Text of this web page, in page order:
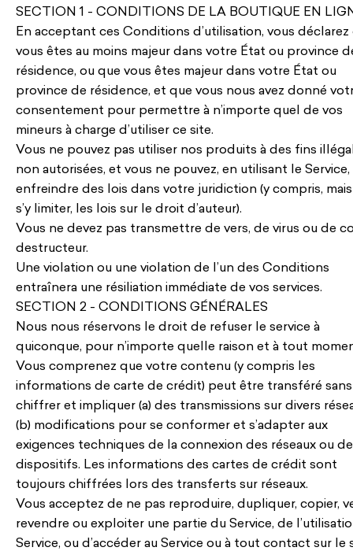
SECTION 1 - CONDITIONS DE LA BOUTIQUE EN
En acceptant ces Conditions d’utilisation, vous déclarez
vous êtes au moins majeur dans votre État ou province
résidence, ou que vous êtes majeur dans votre État ou
province de résidence, et que vous nous avez donné
consentement pour permettre à n’importe quel de vos
mineurs à charge d’utiliser ce site.
Vous ne pouvez pas utiliser nos produits à des fins
non autorisées, et vous ne pouvez, en utilisant le Service,
enfreindre des lois dans votre juridiction (y compris, mais
s’y limiter, les lois sur le droit d’auteur).
Vous ne devez pas transmettre de vers, de virus ou de
destructeur.
Une violation ou une violation de l’un des Conditions
entraînera une résiliation immédiate de vos services.
SECTION 2 - CONDITIONS GÉNÉRALES
Nous nous réservons le droit de refuser le service à
quiconque, pour n’importe quelle raison et à tout
Vous comprenez que votre contenu (y compris les
informations de carte de crédit) peut être transféré sans
chiffrer et impliquer (a) des transmissions sur divers
(b) modifications pour se conformer et s’adapter aux
exigences techniques de la connexion des réseaux ou
dispositifs. Les informations des cartes de crédit sont
toujours chiffrées lors des transferts sur réseaux.
Vous acceptez de ne pas reproduire, dupliquer, copier,
revendre ou exploiter une partie du Service, de
Service, ou d’accéder au Service ou à tout contact sur le